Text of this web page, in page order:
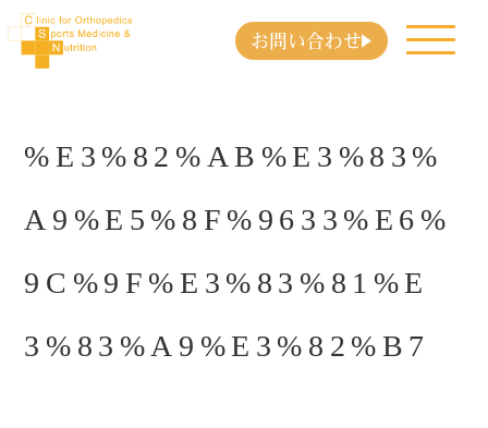
お問い合わせ
%E3%82%AB%E3%83%
A9%E5%8F%9633%E6%
9C%9F%E3%83%81%E
3%83%A9%E3%82%B7